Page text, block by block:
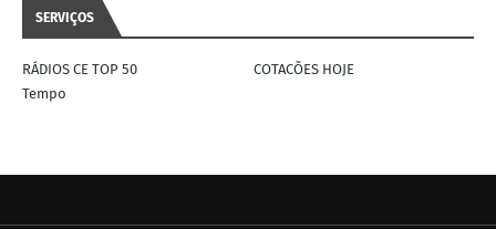
SERVIÇOS
RÁDIOS CE TOP 50
COTACÕES HOJE
Tempo